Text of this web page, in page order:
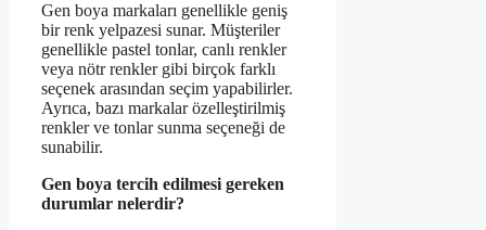
Gen boya markaları genellikle geniş
bir renk yelpazesi sunar. Müşteriler
genellikle pastel tonlar, canlı renkler
veya nötr renkler gibi birçok farklı
seçenek arasından seçim yapabilirler.
Ayrıca, bazı markalar özelleştirilmiş
renkler ve tonlar sunma seçeneği de
sunabilir.
Gen boya tercih edilmesi gereken
durumlar nelerdir?